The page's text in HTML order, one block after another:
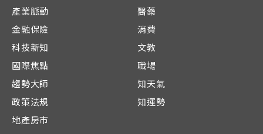
產業脈動
金融保險
科技新知
國際焦點
趨勢大師
政策法規
地產房市
醫藥
消費
文教
職場
知天氣
知運勢